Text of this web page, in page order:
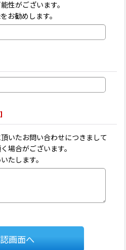
性がございます。
お勧めします。
]
いたお問い合わせにつきまして
場合がございます。
たします。
画面へ